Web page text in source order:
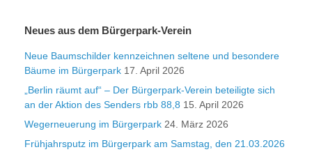
Neues aus dem Bürgerpark-Verein
Neue Baumschilder kennzeichnen seltene und besondere
Bäume im Bürgerpark 17. April 2026
„Berlin räumt auf“ – Der Bürgerpark-Verein beteiligte sich
an der Aktion des Senders rbb 88,8 15. April 2026
Wegerneuerung im Bürgerpark 24. März 2026
Frühjahrsputz im Bürgerpark am Samstag, den 21.03.2026